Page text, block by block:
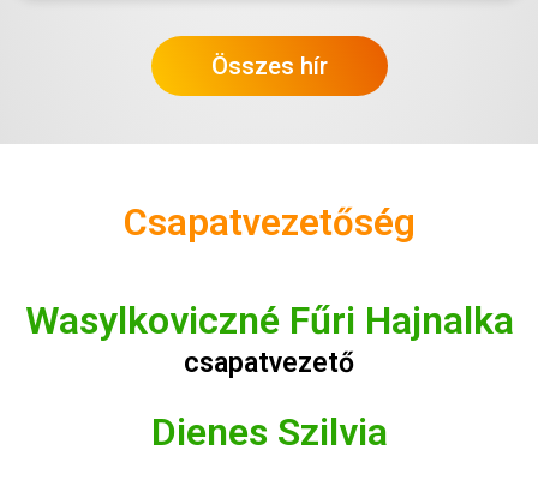
Összes hír
Csapatvezetőség
Wasylkoviczné Fűri Hajnalka
csapatvezető
Dienes Szilvia